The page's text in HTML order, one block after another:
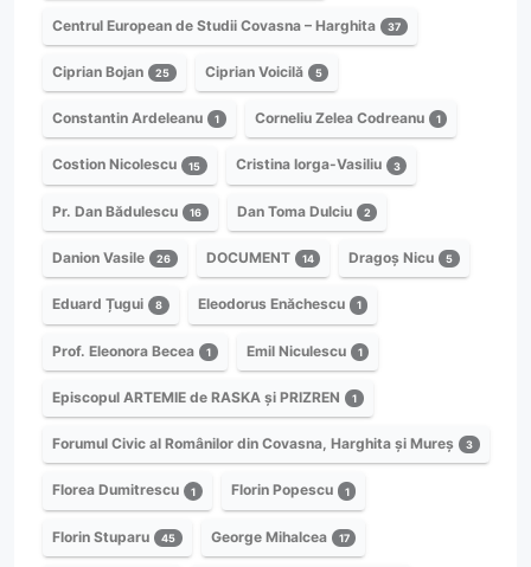
Centrul European de Studii Covasna – Harghita 37
Ciprian Bojan 25 Ciprian Voicilă 5
Constantin Ardeleanu 1 Corneliu Zelea Codreanu 1
Costion Nicolescu 15 Cristina Iorga-Vasiliu 3
Pr. Dan Bădulescu 16 Dan Toma Dulciu 2
Danion Vasile 26 DOCUMENT 14 Dragoș Nicu 5
Eduard Țugui 8 Eleodorus Enăchescu 1
Prof. Eleonora Becea 1 Emil Niculescu 1
Episcopul ARTEMIE de RASKA și PRIZREN 1
Forumul Civic al Românilor din Covasna, Harghita și Mureș 3
Florea Dumitrescu 1 Florin Popescu 1
Florin Stuparu 45 George Mihalcea 17